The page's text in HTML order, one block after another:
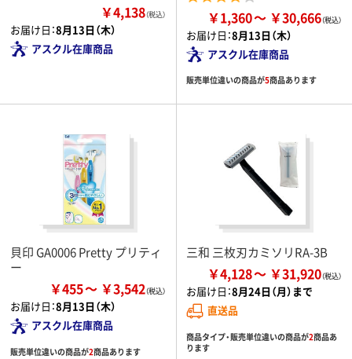
￥4,138（税込）
お届け日：8月13日（木）
アスクル在庫商品
￥1,360 ￥30,666
お届け日：8月13日（木）
アスクル在庫商品
販売単位違いの商品が5商品あります
貝印 GA0006 Pretty プリティ
ー
￥455 ￥3,542
お届け日：8月13日（木）
アスクル在庫商品
販売単位違いの商品が2商品あります
三和 三枚刃カミソリRA-3B
￥4,128 ￥31,920
お届け日：8月24日（月）まで
直送品
商品タイプ・販売単位違いの商品が2商品あ
ります